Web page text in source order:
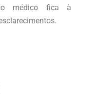
médico fica à